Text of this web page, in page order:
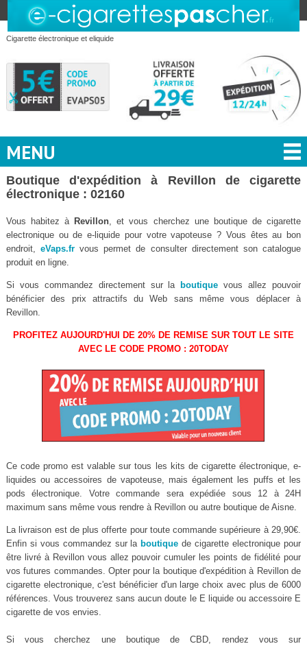
Cigarette électronique et eliquide
MENU
Boutique d'expédition à Revillon de cigarette
électronique : 02160
Vous habitez à Revillon , et vous cherchez une boutique de cigarette
electronique ou de e-liquide pour votre vapoteuse ? Vous êtes au bon
endroit,eVaps.fr vous permet de consulter directement son catalogue
produit en ligne.
Si vous commandez directement sur la boutique vous allez pouvoir
bénéficier des prix attractifs du Web sans même vous déplacer à
Revillon.
PROFITEZ AUJOURD'HUI DE 20% DE REMISE SUR TOUT LE SITE
AVEC LE CODE PROMO : 20TODAY
Ce code promo est valable sur tous les kits de cigarette électronique, e-
liquides ou accessoires de vapoteuse, mais également les puffs et les
pods électronique. Votre commande sera expédiée sous 12 à 24H
maximum sans même vous rendre à Revillon ou autre boutique de Aisne.
La livraison est de plus offerte pour toute commande supérieure à 29,90€.
Enfin si vous commandez sur la boutique de cigarette electronique pour
être livré à Revillon vous allez pouvoir cumuler les points de fidélité pour
vos futures commandes. Opter pour la boutique d'expédition à Revillon de
cigarette electronique, c'est bénéficier d'un large choix avec plus de 6000
références. Vous trouverez sans aucun doute le E liquide ou accessoire E
cigarette de vos envies.
Si vous cherchez une boutique de CBD, rendez vous sur